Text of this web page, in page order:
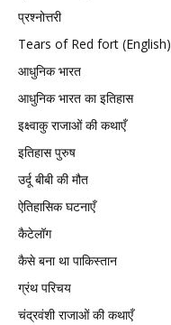
प्रश्नोत्तरी
Tears of Red fort (English)
आधुनिक भारत
आधुनिक भारत का इतिहास
इक्ष्वाकु राजाओं की कथाएँ
इतिहास पुरुष
उर्दू बीबी की मौत
ऐतिहासिक घटनाएँ
कैटेलॉग
कैसे बना था पाकिस्तान
ग्रंथ परिचय
चंद्रवंशी राजाओं की कथाएँ